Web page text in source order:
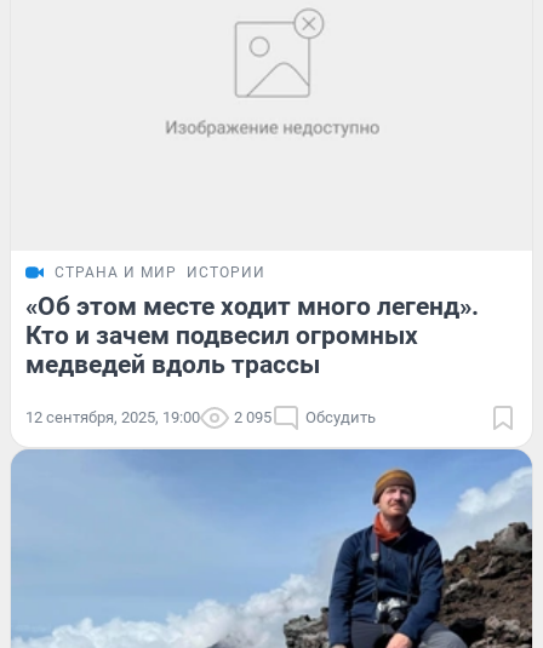
СТРАНА И МИР ИСТОРИИ
«Об этом месте ходит много легенд».
Кто и зачем подвесил огромных
медведей вдоль трассы
12 сентября, 2025, 19:00 2 095 Обсудить